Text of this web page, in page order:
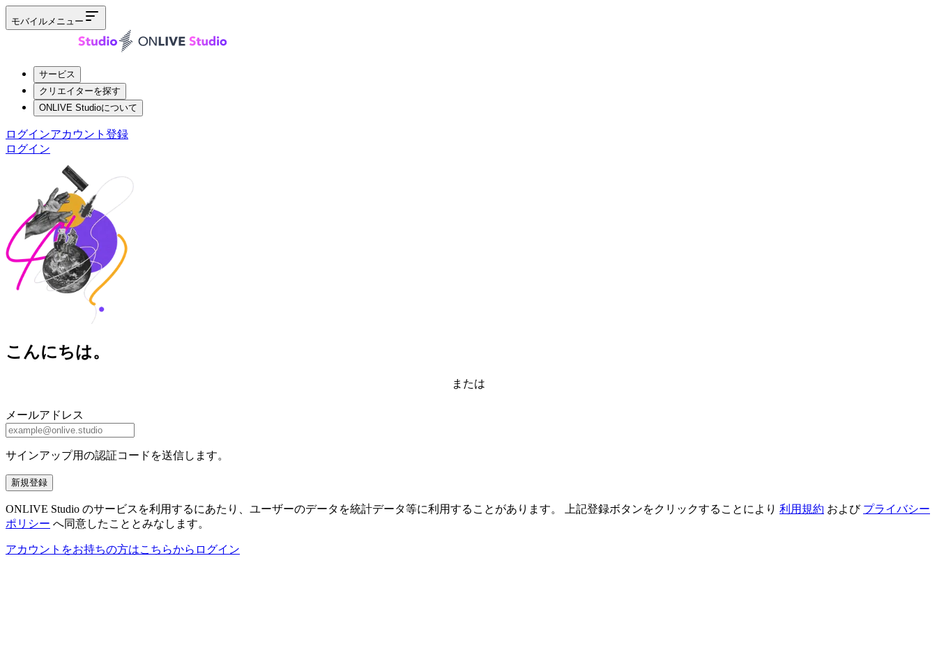
モバイルメニュー
サービス
クリエイターを探す
ONLIVE Studioについて
ログインアカウント登録
ログイン
こんにちは。
または
メールアドレス
サインアップ用の認証コードを送信します。
新規登録
ONLIVE Studio のサービスを利用するにあたり、ユーザーのデータを統計データ等に利用することがあります。 上記登録ボタンをクリックすることにより 利用規約 および プライバシー
ポリシー へ同意したこととみなします。
アカウントをお持ちの方はこちらからログイン